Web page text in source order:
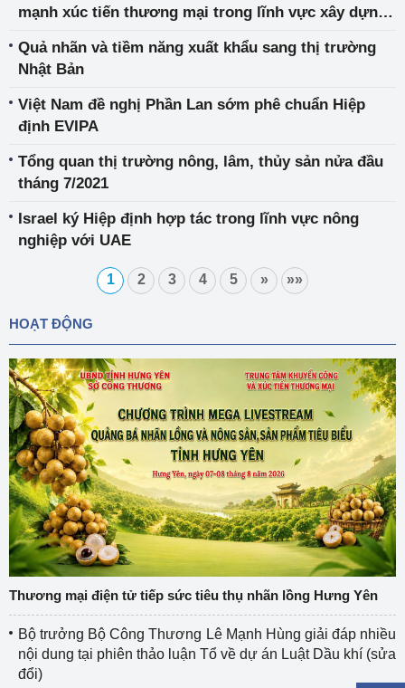
mạnh xúc tiến thương mại trong lĩnh vực xây dựng
Quả nhãn và tiềm năng xuất khẩu sang thị trường
Nhật Bản
Việt Nam đề nghị Phần Lan sớm phê chuẩn Hiệp
định EVIPA
Tổng quan thị trường nông, lâm, thủy sản nửa đầu
tháng 7/2021
Israel ký Hiệp định hợp tác trong lĩnh vực nông
nghiệp với UAE
1 2 3 4 5 » »»
HOẠT ĐỘNG
Thương mại điện tử tiếp sức tiêu thụ nhãn lồng Hưng Yên
Bộ trưởng Bộ Công Thương Lê Mạnh Hùng giải đáp nhiều
nội dung tại phiên thảo luận Tổ về dự án Luật Dầu khí (sửa
đổi)